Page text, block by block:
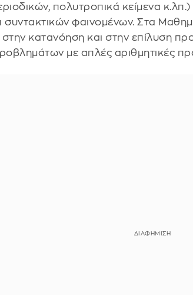
πολυτροπικά κείμενα
συντακτικών φαινομένων. Στα
κατανόηση και στην επίλυση
με απλές αριθμητικές